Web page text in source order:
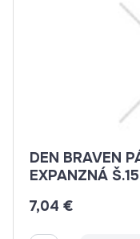
DEN BRAVEN
EXPANZNÁ
7,04 €